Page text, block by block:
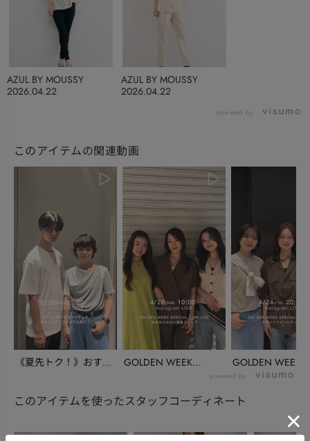
2026.04.22
AZUL BY MOUSSY
2026.04.22
AZUL BY MOUSSY
powered by
このアイテムの関連動画
《夏先トク！》おすす
GOLDEN WEEK
GOLDEN WEEK
SPECIAL ...
powered by
このアイテムを使ったスタッフコーディネート